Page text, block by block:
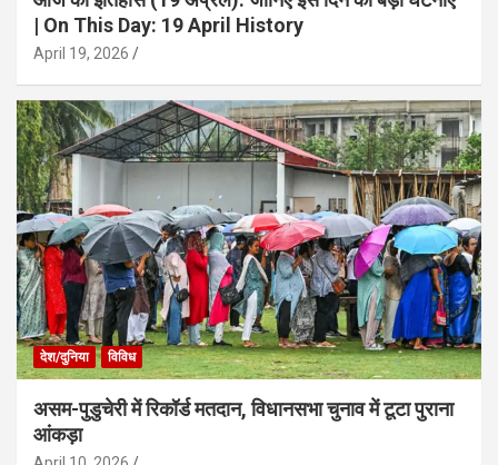
| On This Day: 19 April History
April 19, 2026
देश/दुनिया विविध
असम-पुडुचेरी में रिकॉर्ड मतदान, विधानसभा चुनाव में टूटा पुराना
आंकड़ा